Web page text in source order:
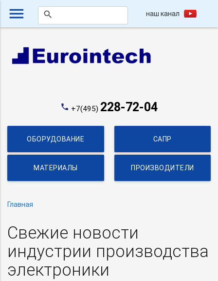
menu search наш канал
phone +7(495) 228-72-04
ОБОРУДОВАНИЕ САПР
МАТЕРИАЛЫ ПРОИЗВОДИТЕЛИ
Главная
Свежие новости
индустрии производства
электроники